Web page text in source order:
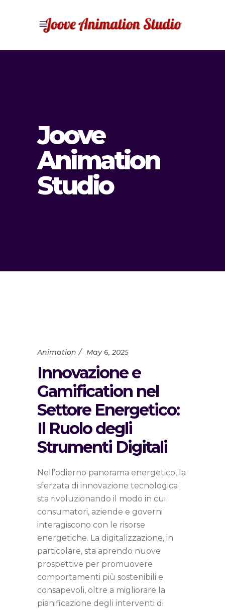
Joove
Animation
Studio
Animation May 6, 2025
Innovazione e
Gamification nel
Settore Energetico:
Il Ruolo degli
Strumenti Digitali
Nell’odierno panorama energetico, la
sferzata di innovazione tecnologica
sta rivoluzionando il modo in cui
consumatori, aziende e governi
interagiscono con le risorse
energetiche. La digitalizzazione, in
particolare, sta aprendo nuove
prospettive per promuovere
comportamenti più sostenibili e
consapevoli, oltre a migliorare la
pianificazione degli interventi di